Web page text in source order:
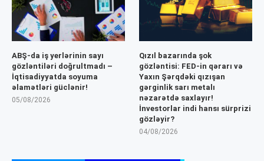
ABŞ-da iş yerlərinin sayı
gözləntiləri doğrultmadı –
İqtisadiyyatda soyuma
əlamətləri güclənir!
05/08/2026
Qızıl bazarında şok
gözləntisi: FED-in qərarı və
Yaxın Şərqdəki qızışan
gərginlik sarı metalı
nəzarətdə saxlayır!
İnvestorlar indi hansı sürprizi
gözləyir?
04/08/2026